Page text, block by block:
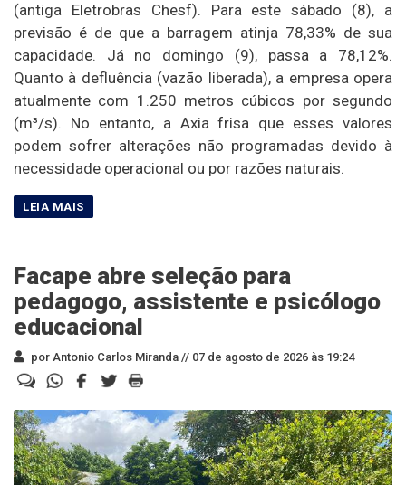
(antiga Eletrobras Chesf). Para este sábado (8), a
previsão é de que a barragem atinja 78,33% de sua
capacidade. Já no domingo (9), passa a 78,12%.
Quanto à defluência (vazão liberada), a empresa opera
atualmente com 1.250 metros cúbicos por segundo
(m³/s). No entanto, a Axia frisa que esses valores
podem sofrer alterações não programadas devido à
necessidade operacional ou por razões naturais.
Facape abre seleção para
pedagogo, assistente e psicólogo
educacional
por Antonio Carlos Miranda // 07 de agosto de 2026 às 19:24